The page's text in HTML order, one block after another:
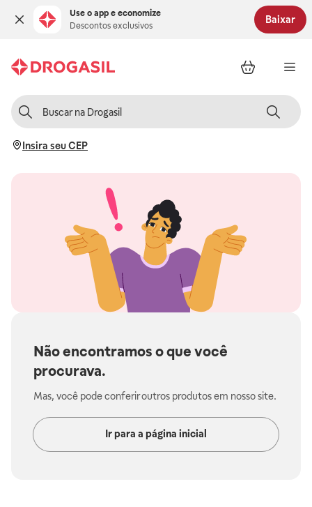
Use o app e economize
Descontos exclusivos
Baixar
Insira seu CEP
Não encontramos o que você
procurava.
Mas, você pode conferir outros produtos em nosso site.
Ir para a página inicial